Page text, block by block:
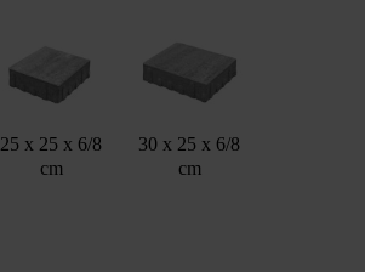
25 x 25 x 6/8
cm
30 x 25 x 6/8
cm